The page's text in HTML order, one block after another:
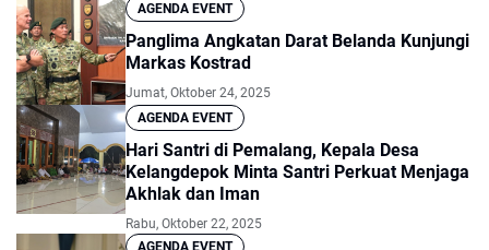
AGENDA EVENT
Panglima Angkatan Darat Belanda Kunjungi
Markas Kostrad
Jumat, Oktober 24, 2025
AGENDA EVENT
Hari Santri di Pemalang, Kepala Desa
Kelangdepok Minta Santri Perkuat Menjaga
Akhlak dan Iman
Rabu, Oktober 22, 2025
AGENDA EVENT